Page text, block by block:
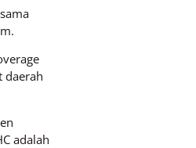
daerah
adalah